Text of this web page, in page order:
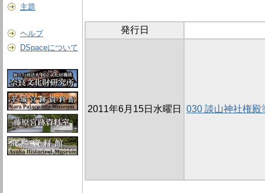
主題
ヘルプ
DSpaceについて
発行日
2011年6月15日水曜日 030 談山神社権殿